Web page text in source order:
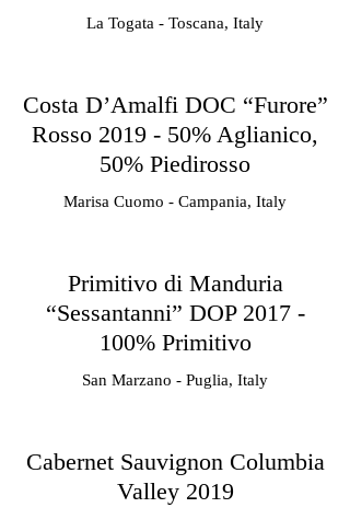
La Togata - Toscana, Italy
Costa D’Amalfi DOC “Furore”
Rosso 2019 - 50% Aglianico,
50% Piedirosso
Marisa Cuomo - Campania, Italy
Primitivo di Manduria
“Sessantanni” DOP 2017 -
100% Primitivo
San Marzano - Puglia, Italy
Cabernet Sauvignon Columbia
Valley 2019